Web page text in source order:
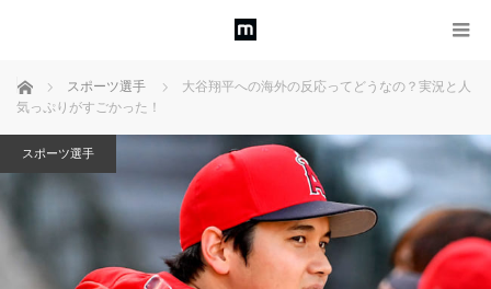
ホーム スポーツ選手
大谷翔平への海外の反応ってどうなの？実況と人
気っぷりがすごかった！
スポーツ選手